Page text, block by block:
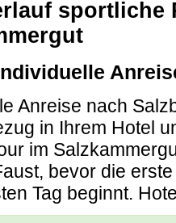
sportliche
Anreise nach
in Ihrem Hotel
im
bevor die
Tag beginnt.